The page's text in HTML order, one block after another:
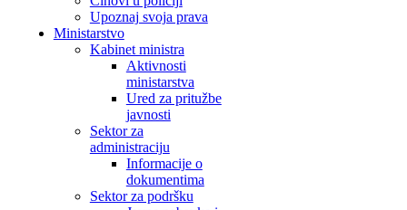
Upoznaj svoja prava
Ministarstvo
Kabinet ministra
Aktivnosti
ministarstva
Ured za pritužbe
javnosti
Sektor za
administraciju
Informacije o
dokumentima
Sektor za podršku